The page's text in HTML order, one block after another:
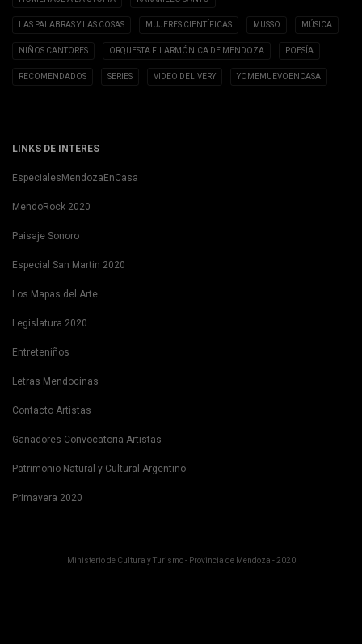
LAS PALABRAS Y LAS COSAS MUJERES CIENTÍFICAS MUSSO MÚSICA
NIÑOS CANTORES ORQUESTA FILARMÓNICA DE MENDOZA POESÍA
RECOMENDADOS SERIES VIDEO DELIVERY YOMEMUEVOENCASA
LINKS DE INTERES
EspecialesMendozaEnCasa
MendoRock 2020
Paisaje Sonoro
Especial San Martin 2020
Los Mapas del Arte
Legislatura 2020
Entreteniños
Letras Mendocinas
Contacto Artistas
Ganadores Convocatoria Artistas
Patrimonio Natural y Cultural Argentino
Primavera 2020
Ministerio de Cultura y Turismo - Provincia de Mendoza - 2020